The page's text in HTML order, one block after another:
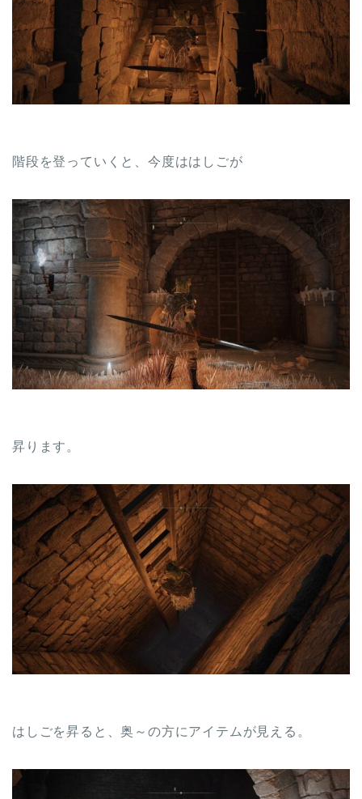
階段を登っていくと、今度ははしごが
昇ります。
はしごを昇ると、奥～の方にアイテムが見える。